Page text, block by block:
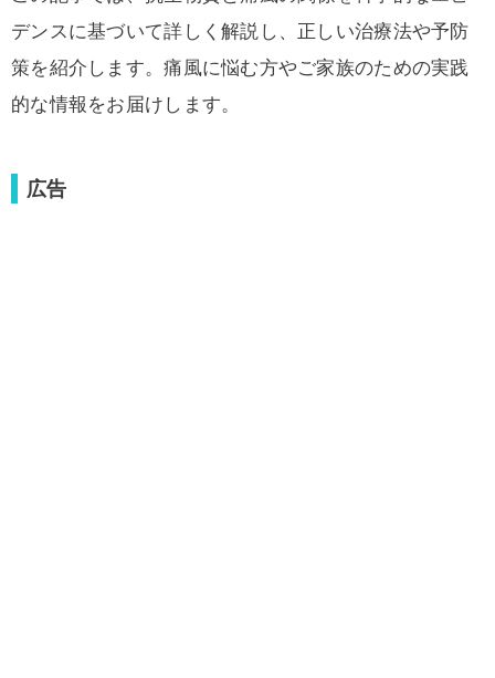
デンスに基づいて詳しく解説し、正しい治療法や予防
策を紹介します。痛風に悩む方やご家族のための実践
的な情報をお届けします。
広告